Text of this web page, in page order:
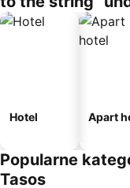
Hotel Apart
Popularne
Tasos